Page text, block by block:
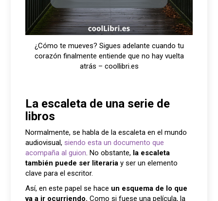
¿Cómo te mueves? Sigues adelante cuando tu
corazón finalmente entiende que no hay vuelta
atrás – coollibri.es
La escaleta de una serie de
libros
Normalmente, se habla de la escaleta en el mundo
audiovisual, siendo esta un documento que
acompaña al guion. No obstante, la escaleta
también puede ser literaria y ser un elemento
clave para el escritor.
Así, en este papel se hace un esquema de lo que
va a ir ocurriendo. Como si fuese una película, la